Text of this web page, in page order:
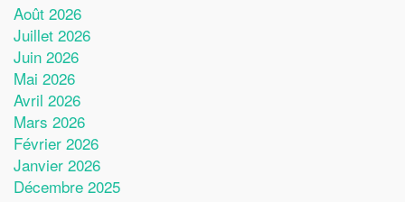
Août 2026
Juillet 2026
Juin 2026
Mai 2026
Avril 2026
Mars 2026
Février 2026
Janvier 2026
Décembre 2025